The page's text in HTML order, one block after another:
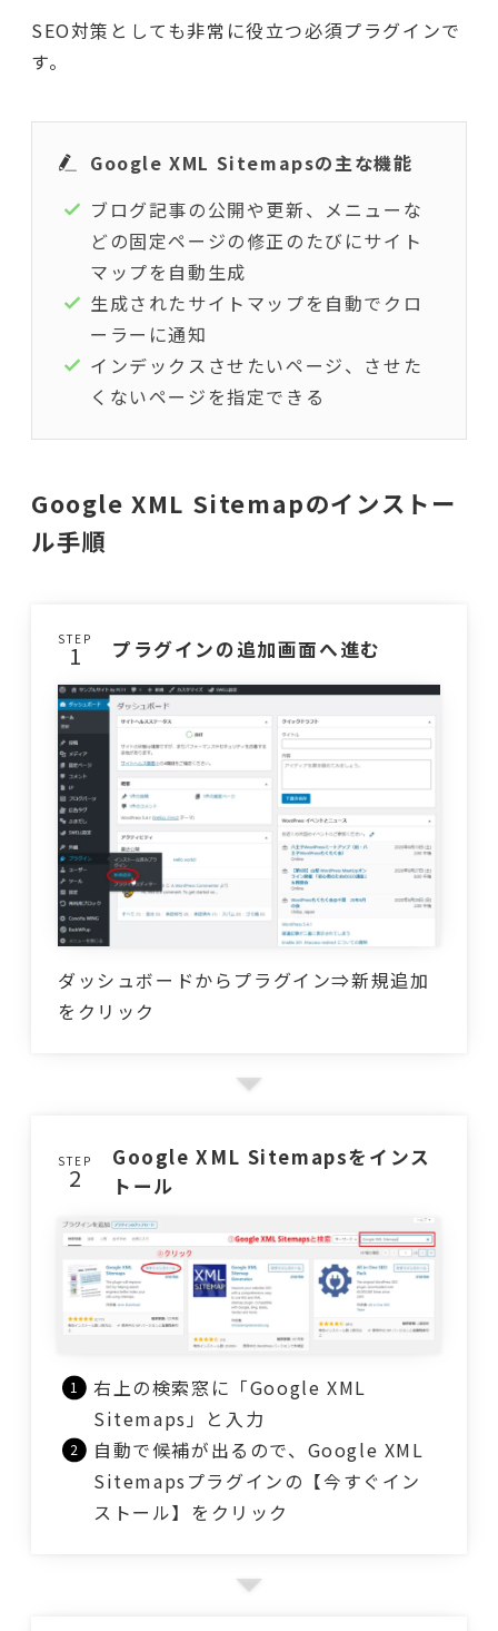
SEO対策としても非常に役立つ必須プラグインで
す。
Google XML Sitemapsの主な機能
ブログ記事の公開や更新、メニューな
どの固定ページの修正のたびにサイト
マップを自動生成
生成されたサイトマップを自動でクロ
ーラーに通知
インデックスさせたいページ、させた
くないページを指定できる
Google XML Sitemapのインストー
ル手順
STEP プラグインの追加画面へ進む
ダッシュボードからプラグイン⇒新規追加
をクリック
STEP
Google XML Sitemapsをインス
トール
右上の検索窓に「Google XML
Sitemaps」と入力
自動で候補が出るので、Google XML
Sitemapsプラグインの【今すぐイン
ストール】をクリック